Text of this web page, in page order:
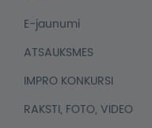
E-jaunumi
ATSAUKSMES
IMPRO KONKURSI
RAKSTI, FOTO, VIDEO